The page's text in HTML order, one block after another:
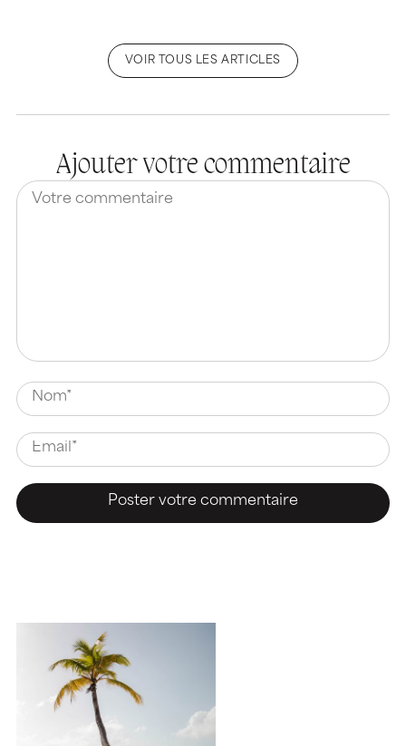
VOIR TOUS LES ARTICLES
Ajouter votre commentaire